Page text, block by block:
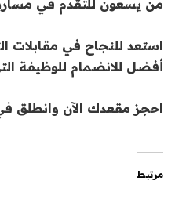
من يسعون للتقدم في
استعد للنجاح في
أفضل للانضمام للوظيفة
احجز مقعدك الآن وانطلق
مرتبط